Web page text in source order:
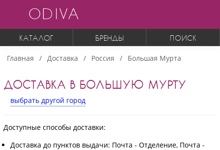
ODIVA
КАТАЛОГ БРЕНДЫ ПОИСК
Главная Доставка Россия Большая Мурта
ДОСТАВКА В БОЛЬШУЮ МУРТУ
выбрать другой город
Доступные способы доставки:
Доставка до пунктов выдачи: Почта - Отделение, Почта -